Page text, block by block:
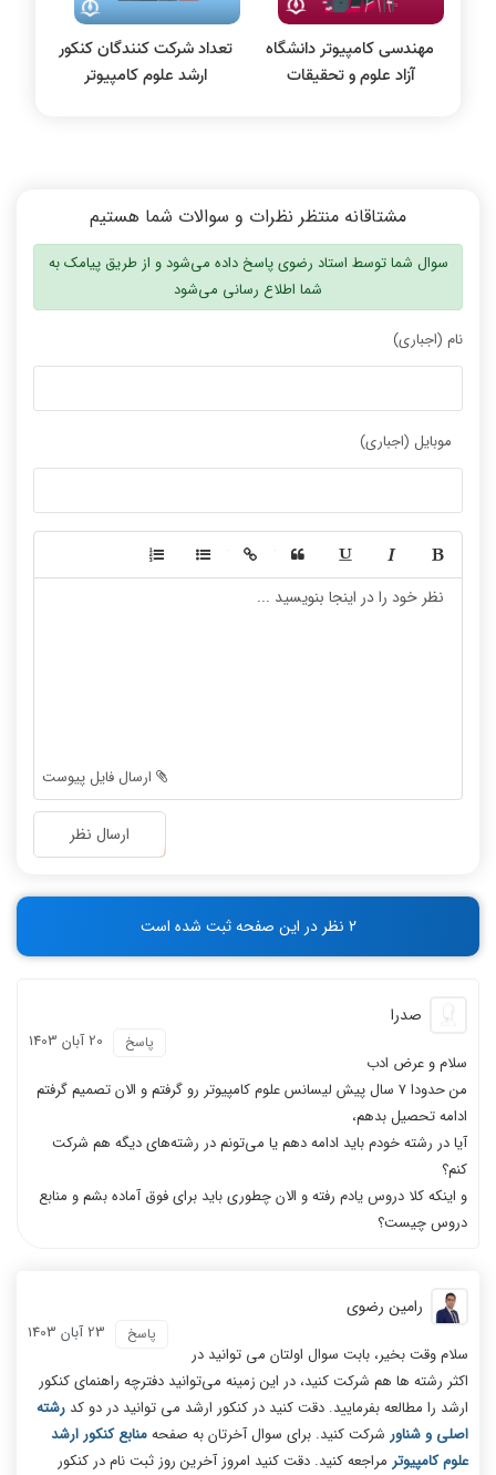
مهندسی کامپیوتر دانشگاه
آزاد علوم و تحقیقات
تعداد شرکت‌ کنندگان کنکور
ارشد علوم کامپیوتر
مشتاقانه منتظر نظرات و سوالات شما هستیم
سوال شما توسط استاد رضوی پاسخ داده می‌شود و از طریق پیامک به
شما اطلاع رسانی می‌شود
نام (اجباری)
موبایل (اجباری)
-
-
-
-
-
-
-
ارسال نظر
2 نظر در این صفحه ثبت شده است
صدرا
20 آبان 1403 پاسخ
سلام و عرض ادب
من حدودا ۷ سال پیش لیسانس علوم کامپیوتر رو گرفتم و الان تصمیم گرفتم
ادامه تحصیل بدهم،
آیا در رشته خودم باید ادامه دهم یا می‌تونم در رشته‌های دیگه هم شرکت
کنم؟
و اینکه کلا دروس یادم رفته و الان چطوری باید برای فوق آماده بشم و منابع
دروس چیست؟
رامین رضوی
23 آبان 1403 پاسخ
سلام وقت بخیر، بابت سوال اولتان می توانید در
اکثر رشته ها هم شرکت کنید، در این زمینه می‌توانید دفترچه راهنمای کنکور
ارشد را مطالعه بفرمایید. دقت کنید در کنکور ارشد می توانید در دو کد رشته
اصلی و شناورشرکت کنید. برای سوال آخرتان به صفحهمنابع کنکور ارشد
علوم کامپیوتر مراجعه کنید. دقت کنید امروز آخرین روز ثبت نام در کنکور